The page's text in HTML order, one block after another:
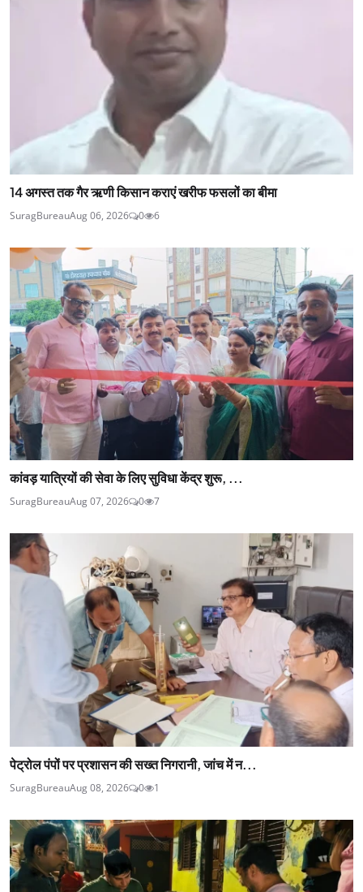
14 अगस्त तक गैर ऋणी किसान कराएं खरीफ फसलों का बीमा
SuragBureauAug 06, 2026 0 6
कांवड़ यात्रियों की सेवा के लिए सुविधा केंद्र शुरू, ...
SuragBureauAug 07, 2026 0 7
पेट्रोल पंपों पर प्रशासन की सख्त निगरानी, जांच में न...
SuragBureauAug 08, 2026 0 1